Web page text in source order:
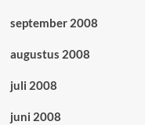
september 2008
augustus 2008
juli 2008
juni 2008